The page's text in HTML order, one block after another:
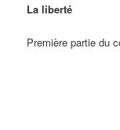
La liberté
Première partie du